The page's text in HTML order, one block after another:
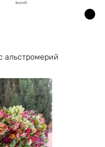
bunch
альстромерий